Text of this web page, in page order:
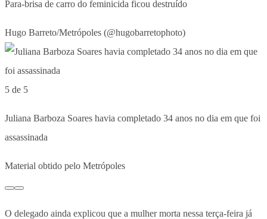
Para-brisa de carro do feminicida ficou destruído
Hugo Barreto/Metrópoles (@hugobarretophoto)
5 de 5
Juliana Barboza Soares havia completado 34 anos no dia em que foi
assassinada
Material obtido pelo Metrópoles
O delegado ainda explicou que a mulher morta nessa terça-feira já